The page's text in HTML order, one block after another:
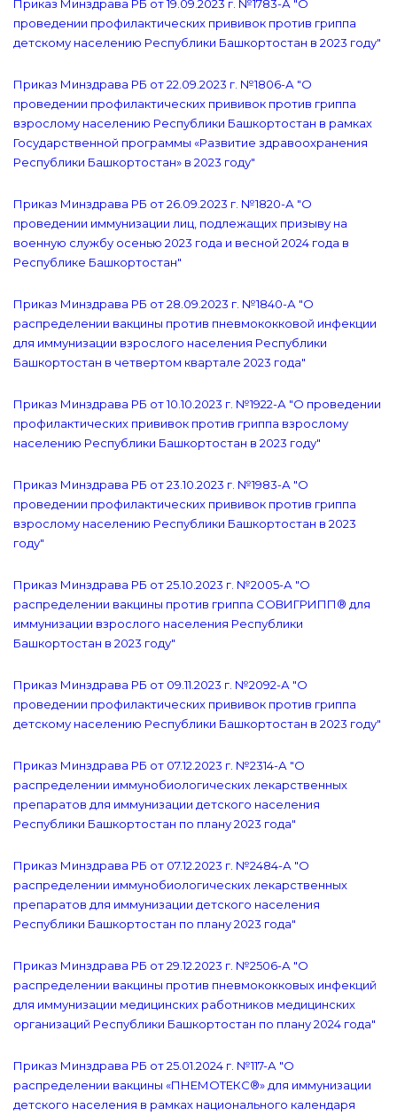
Приказ Минздрава РБ от 19.09.2023 г. №1783-А "О
проведении профилактических прививок против гриппа
детскому населению Республики Башкортостан в 2023 году"
Приказ Минздрава РБ от 22.09.2023 г. №1806-А "О
проведении профилактических прививок против гриппа
взрослому населению Республики Башкортостан в рамках
Государственной программы «Развитие здравоохранения
Республики Башкортостан» в 2023 году"
Приказ Минздрава РБ от 26.09.2023 г. №1820-А "О
проведении иммунизации лиц, подлежащих призыву на
военную службу осенью 2023 года и весной 2024 года в
Республике Башкортостан"
Приказ Минздрава РБ от 28.09.2023 г. №1840-А "О
распределении вакцины против пневмококковой инфекции
для иммунизации взрослого населения Республики
Башкортостан в четвертом квартале 2023 года"
Приказ Минздрава РБ от 10.10.2023 г. №1922-А "О проведении
профилактических прививок против гриппа взрослому
населению Республики Башкортостан в 2023 году"
Приказ Минздрава РБ от 23.10.2023 г. №1983-А "О
проведении профилактических прививок против гриппа
взрослому населению Республики Башкортостан в 2023
году"
Приказ Минздрава РБ от 25.10.2023 г. №2005-А "О
распределении вакцины против гриппа СОВИГРИПП® для
иммунизации взрослого населения Республики
Башкортостан в 2023 году"
Приказ Минздрава РБ от 09.11.2023 г. №2092-А "О
проведении профилактических прививок против гриппа
детскому населению Республики Башкортостан в 2023 году"
Приказ Минздрава РБ от 07.12.2023 г. №2314-А "О
распределении иммунобиологических лекарственных
препаратов для иммунизации детского населения
Республики Башкортостан по плану 2023 года"
Приказ Минздрава РБ от 07.12.2023 г. №2484-А "О
распределении иммунобиологических лекарственных
препаратов для иммунизации детского населения
Республики Башкортостан по плану 2023 года"
Приказ Минздрава РБ от 29.12.2023 г. №2506-А "О
распределении вакцины против пневмококковых инфекций
для иммунизации медицинских работников медицинских
организаций Республики Башкортостан по плану 2024 года"
Приказ Минздрава РБ от 25.01.2024 г. №117-А "О
распределении вакцины «ПНЕМОТЕКС®» для иммунизации
детского населения в рамках национального календаря